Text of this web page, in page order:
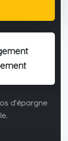
d’épargne